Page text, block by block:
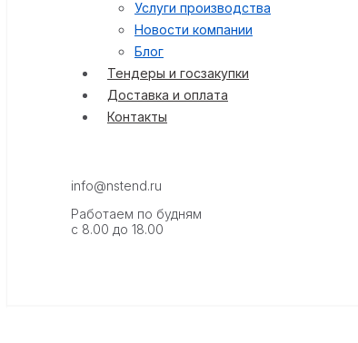
Услуги производства
Новости компании
Блог
Тендеры и госзакупки
Доставка и оплата
Контакты
info@nstend.ru
Работаем по будням
с 8.00 до 18.00